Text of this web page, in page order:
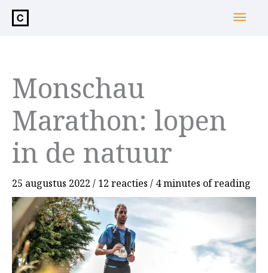
inhoud
Monschau
Marathon: lopen
in de natuur
25 augustus 2022 / 12 reacties / 4 minutes of reading